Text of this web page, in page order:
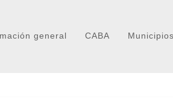
general CABA Municipios